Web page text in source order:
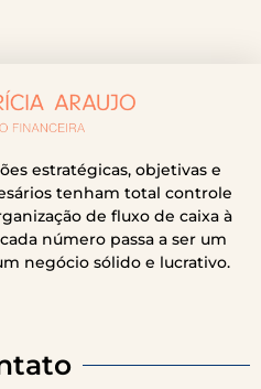
estratégicas, objetivas e
tenham total controle
de fluxo de caixa à
número passa a ser um
negócio sólido e lucrativo.